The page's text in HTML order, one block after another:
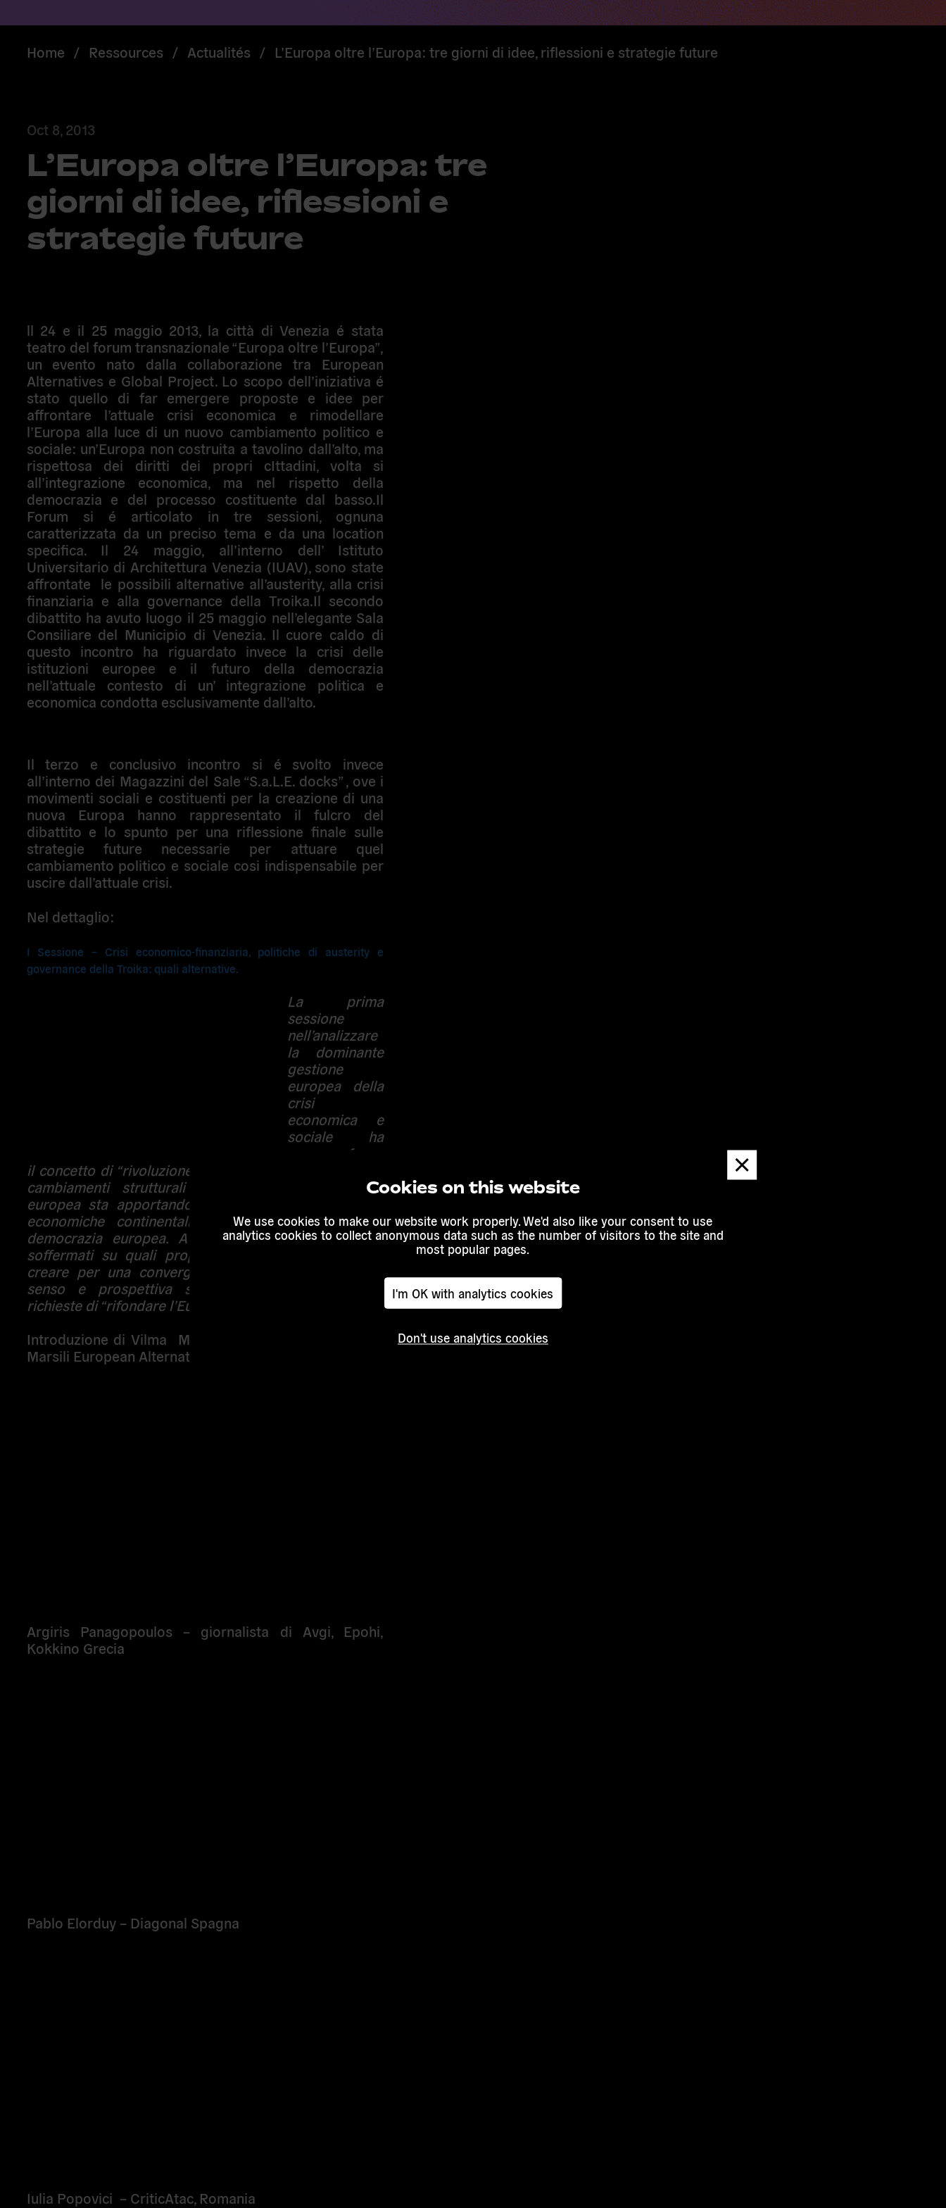
Cookies on this website
We use cookies to make our website work properly. We'd also like your consent to use
analytics cookies to collect anonymous data such as the number of visitors to the site and
most popular pages.
I'm OK with analytics cookies
Don't use analytics cookies
Dismiss
message
Home / Ressources / Actualités / L’Europa oltre l’Europa: tre giorni di idee, riflessioni e strategie future
Oct 8, 2013
L’Europa oltre l’Europa: tre
giorni di idee, riflessioni e
strategie future
ll 24 e il 25 maggio 2013, la città di Venezia é stata
teatro del forum transnazionale “Europa oltre l’Europa”,
un evento nato dalla collaborazione tra European
Alternatives e Global Project. Lo scopo dell’iniziativa é
stato quello di far emergere proposte e idee per
affrontare l’attuale crisi economica e rimodellare
l’Europa alla luce di un nuovo cambiamento politico e
sociale: un’Europa non costruita a tavolino dall’alto, ma
rispettosa dei diritti dei propri cIttadini, volta si
all’integrazione economica, ma nel rispetto della
democrazia e del processo costituente dal basso.Il
Forum si é articolato in tre sessioni, ognuna
caratterizzata da un preciso tema e da una location
specifica. Il 24 maggio, all’interno dell’ Istituto
Universitario di Architettura Venezia (IUAV), sono state
affrontate le possibili alternative all’austerity, alla crisi
finanziaria e alla governance della Troika.Il secondo
dibattito ha avuto luogo il 25 maggio nell’elegante Sala
Consiliare del Municipio di Venezia. Il cuore caldo di
questo incontro ha riguardato invece la crisi delle
istituzioni europee e il futuro della democrazia
nell’attuale contesto di un’ integrazione politica e
economica condotta esclusivamente dall’alto.
Il terzo e conclusivo incontro si é svolto invece
all’interno dei Magazzini del Sale “S.a.L.E. docks” , ove i
movimenti sociali e costituenti per la creazione di una
nuova Europa hanno rappresentato il fulcro del
dibattito e lo spunto per una riflessione finale sulle
strategie future necessarie per attuare quel
cambiamento politico e sociale cosi indispensabile per
uscire dall’attuale crisi.
Nel dettaglio:
I Sessione – Crisi economico-finanziaria, politiche di austerity e
governance della Troika: quali alternative.
La prima
sessione
nell’analizzare
la dominante
gestione
europea della
crisi
economica e
sociale ha
messo a fuoco
il concetto di “rivoluzione dall’alto”, rendendo espliciti i
cambiamenti strutturali che la nuova governance
europea sta apportando alle dinamiche politiche ed
economiche continentali e al concetto stesso di
democrazia europea. A partire da questo ci si è
soffermati su quali proposte alternative è possibile
creare per una convergenza transnazionale e quale
senso e prospettiva strategica dare alle recenti
richieste di “rifondare l’Europa dal basso”.
Introduzione diVilma Mazza
Marsili European Alternatives
Argiris Panagopoulos – giornalista di Avgi, Epohi,
Kokkino Grecia
Pablo Elorduy– Diagonal Spagna
Iulia Popovici – CriticAtac, Romania